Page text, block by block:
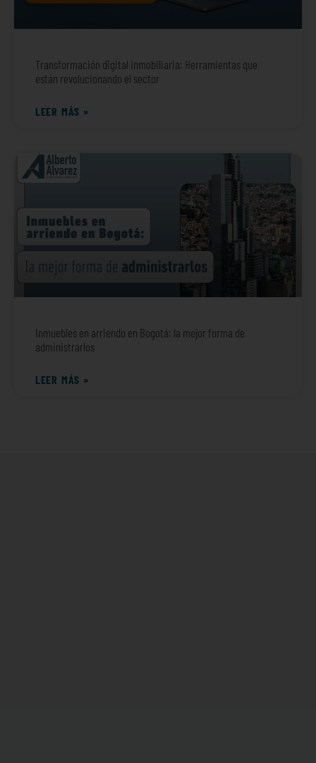
Transformación digital inmobiliaria: Herramientas que
están revolucionando el sector
LEER MÁS »
Inmuebles en arriendo en Bogotá: la mejor forma de
administrarlos
LEER MÁS »